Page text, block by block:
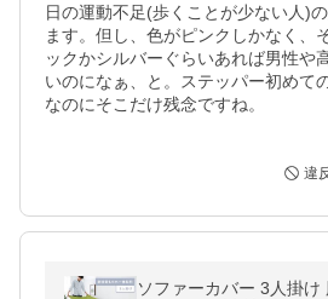
日の運動不足(歩くことが少ない人)
ます。但し、色がピンクしかなく、
ックかシルバーぐらいあれば男性や
いのになぁ、と。ステッパー初めて
なのにそこだけ残念ですね。
違
ソファーカバー 3人掛